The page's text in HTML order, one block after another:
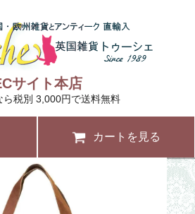
サイト本店
ら税別 3,000円で送料無料
カートを見る